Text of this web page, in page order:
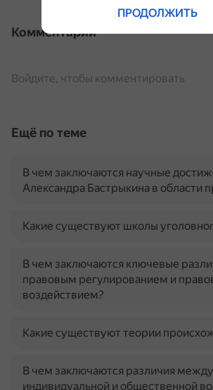
Комментарии
Войдите, чтобы комментировать
Ещё по теме
В чем заключаются научные
Александра Бастрыкина в области
Какие существуют школы
В чем заключаются ключевые
правовым регулированием и
воздействием?
Какие существуют теории
В чем заключаются различия между
индивидуальной и общественной
ПРОДОЛЖИТЬ